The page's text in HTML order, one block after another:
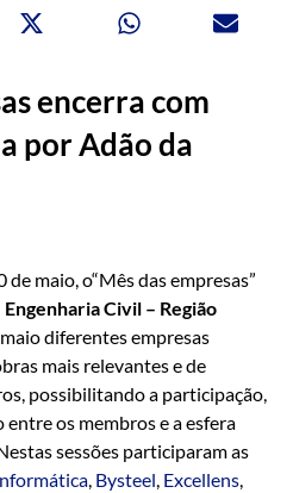
encerra com
por Adão da
maio, o“Mês das empresas”
Civil – Região
diferentes empresas
mais relevantes e de
possibilitando a participação,
os membros e a esfera
sessões participaram as
, Bysteel, Excellens,